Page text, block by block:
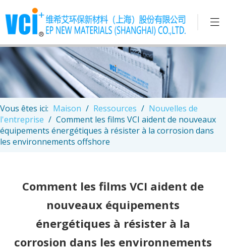
Vous êtes ici: Maison / Ressources / Nouvelles de
l'entreprise / Comment les films VCI aident de nouveaux
équipements énergétiques à résister à la corrosion dans
les environnements offshore
Comment les films VCI aident de
nouveaux équipements
énergétiques à résister à la
corrosion dans les environnements